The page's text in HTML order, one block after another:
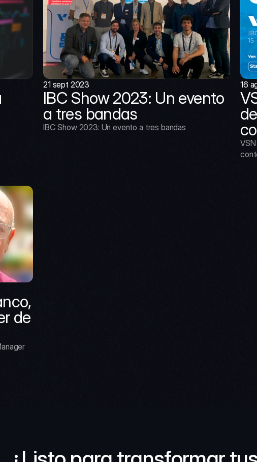
21 sept 2023
IBC Show 2023: Un evento
a tres bandas
IBC Show 2023: Un evento a tres bandas
16
de